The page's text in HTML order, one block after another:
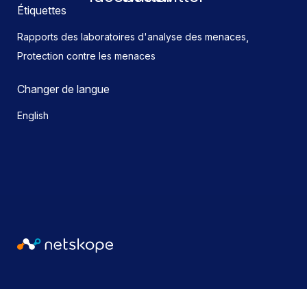
Étiquettes
Rapports des laboratoires d'analyse des menaces,
Protection contre les menaces
Changer de langue
English